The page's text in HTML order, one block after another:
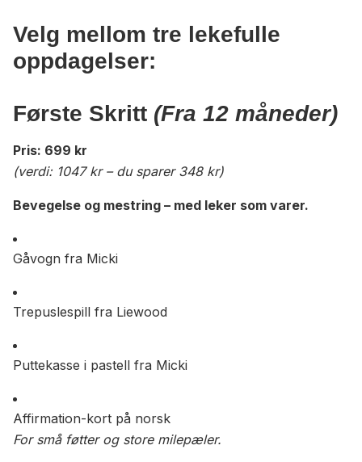
Velg mellom tre lekefulle
oppdagelser:
Første Skritt (Fra 12 måneder)
Pris: 699 kr
(verdi: 1047 kr – du sparer 348 kr)
Bevegelse og mestring – med leker som varer.
Gåvogn fra Micki
Trepuslespill fra Liewood
Puttekasse i pastell fra Micki
Affirmation-kort på norsk
For små føtter og store milepæler.